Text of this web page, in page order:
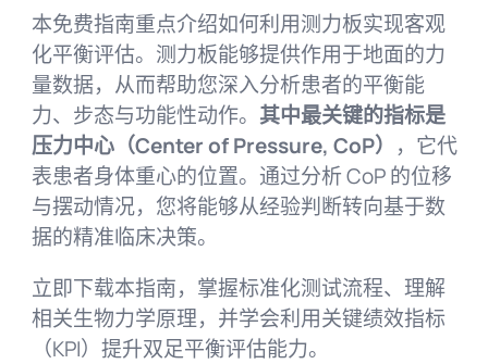
本免费指南重点介绍如何利用测力板实现客观
化平衡评估。测力板能够提供作用于地面的力
量数据，从而帮助您深入分析患者的平衡能
力、步态与功能性动作。 其中最关键的指标是
压力中心（Center of Pressure, CoP） ，它代
表患者身体重心的位置。通过分析 CoP 的位移
与摆动情况，您将能够从经验判断转向基于数
据的精准临床决策。
立即下载本指南，掌握标准化测试流程、理解
相关生物力学原理，并学会利用关键绩效指标
（KPI）提升双足平衡评估能力。